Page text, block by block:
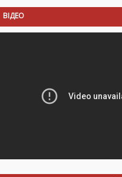
ВІДЕО